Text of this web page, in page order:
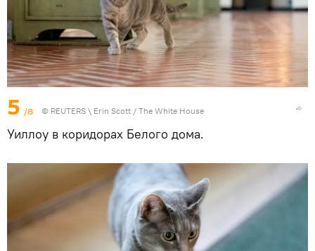
5 /8 © REUTERS \ Erin Scott / The White House
Уиллоу в коридорах Белого дома.